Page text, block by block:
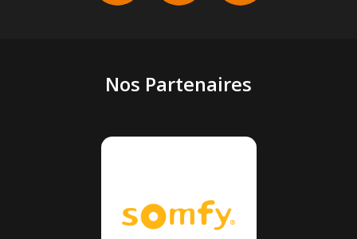
Nos Partenaires